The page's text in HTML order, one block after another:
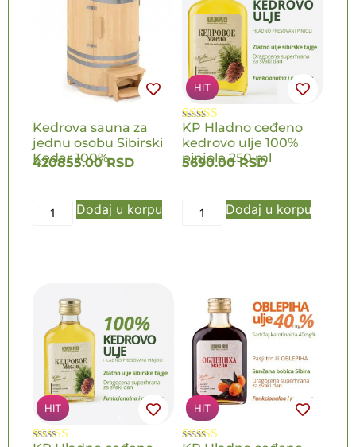
Kedrova sauna za
jednu osobu Sibirski
Kedar 100%
420855.00RSD
Dodaj u korpu
HIT
Ocenjeno
5.00od 5 na
osnovu
5
ocena kupaca
KP Hladno ceđeno
kedrovo ulje 100%
pinjole 250 ml
5690.00RSD
Dodaj u korpu
HIT HIT